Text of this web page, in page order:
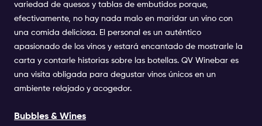
variedad de quesos y tablas de embutidos porque,
efectivamente, no hay nada malo en maridar un vino con
una comida deliciosa. El personal es un auténtico
apasionado de los vinos y estará encantado de mostrarle la
carta y contarle historias sobre las botellas. QV Winebar es
una visita obligada para degustar vinos únicos en un
ambiente relajado y acogedor.
Bubbles & Wines